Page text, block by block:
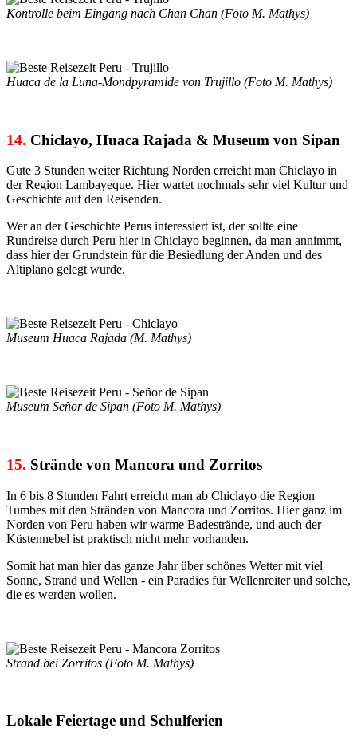
Kontrolle beim Eingang nach Chan Chan (Foto M. Mathys)
Huaca de la Luna-Mondpyramide von Trujillo (Foto M. Mathys)
14. Chiclayo, Huaca Rajada & Museum von Sipan
Gute 3 Stunden weiter Richtung Norden erreicht man Chiclayo in
der Region Lambayeque. Hier wartet nochmals sehr viel Kultur und
Geschichte auf den Reisenden.
Wer an der Geschichte Perus interessiert ist, der sollte eine
Rundreise durch Peru hier in Chiclayo beginnen, da man annimmt,
dass hier der Grundstein für die Besiedlung der Anden und des
Altiplano gelegt wurde.
Museum Huaca Rajada (M. Mathys)
Museum Señor de Sipan (Foto M. Mathys)
15. Strände von Mancora und Zorritos
In 6 bis 8 Stunden Fahrt erreicht man ab Chiclayo die Region
Tumbes mit den Stränden von Mancora und Zorritos. Hier ganz im
Norden von Peru haben wir warme Badestrände, und auch der
Küstennebel ist praktisch nicht mehr vorhanden.
Somit hat man hier das ganze Jahr über schönes Wetter mit viel
Sonne, Strand und Wellen - ein Paradies für Wellenreiter und solche,
die es werden wollen.
Strand bei Zorritos (Foto M. Mathys)
Lokale Feiertage und Schulferien